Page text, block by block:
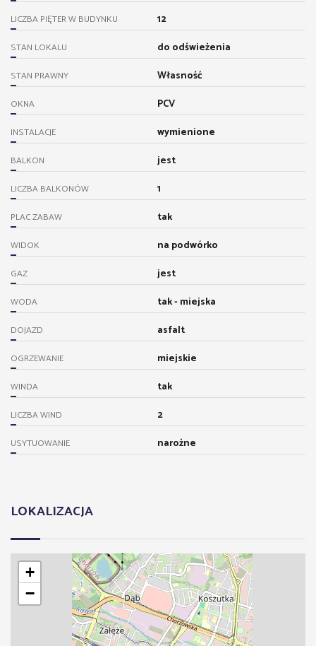
LICZBA PIĘTER W BUDYNKU 12
STAN LOKALU do odświeżenia
STAN PRAWNY Własność
OKNA PCV
INSTALACJE wymienione
BALKON jest
LICZBA BALKONÓW 1
PLAC ZABAW tak
WIDOK na podwórko
GAZ jest
WODA tak - miejska
DOJAZD asfalt
OGRZEWANIE miejskie
WINDA tak
LICZBA WIND 2
USYTUOWANIE narożne
LOKALIZACJA
+
−